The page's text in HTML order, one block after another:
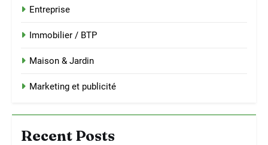
Entreprise
Immobilier / BTP
Maison & Jardin
Marketing et publicité
Recent Posts